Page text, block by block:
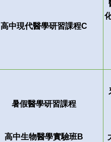
高中現代醫學研習課程C
暑假醫學研習課程
高中生物醫學實驗班B